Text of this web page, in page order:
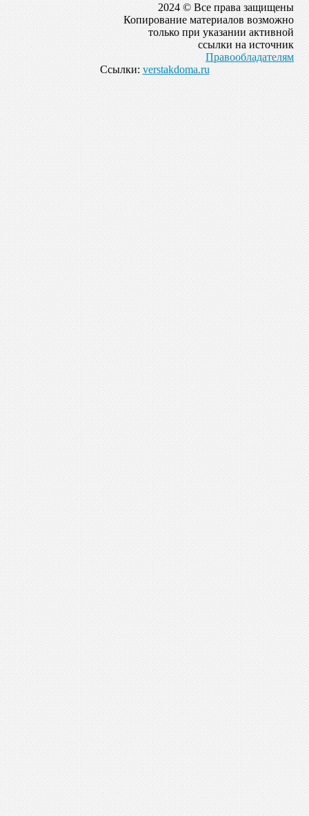
2024 © Все права защищены
Копирование материалов возможно
только при указании активной
ссылки на источник
Правообладателям
Ссылки: verstakdoma.ru